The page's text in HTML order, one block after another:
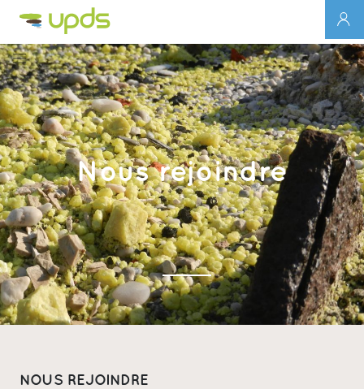
Nous rejoindre
NOUS REJOINDRE